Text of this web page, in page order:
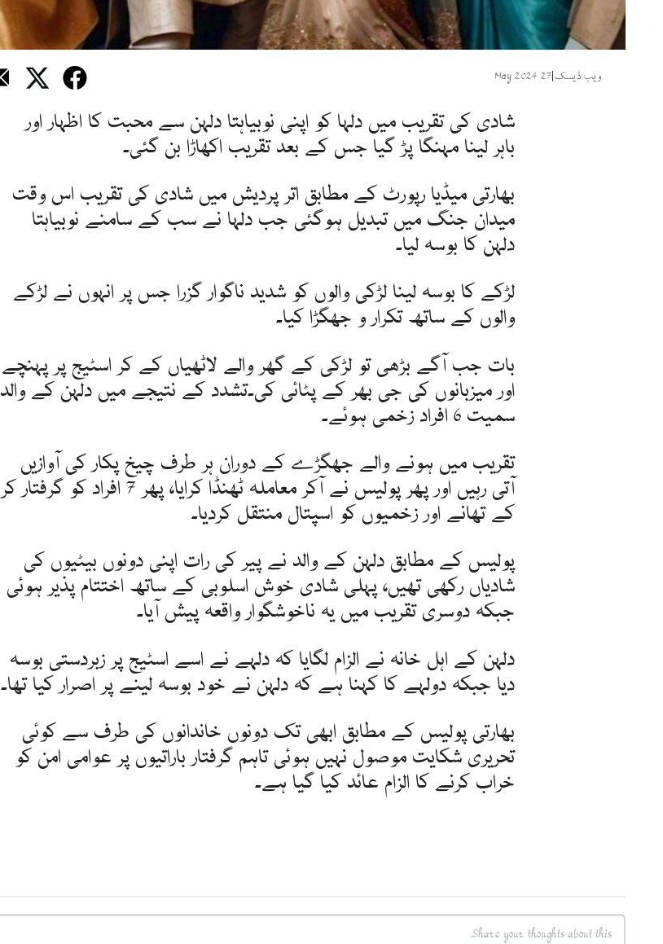
ویب ڈیسک 27 May 2024
شادی کی تقریب میں دلہا کو اپنی نوبیاہتا دلہن سے محبت کا اظہار اور
باہر لینا مہنگا پڑ گیا جس کے بعد تقریب اکھاڑا بن گئی۔
بھارتی میڈیا رپورٹ کے مطابق اتر پردیش میں شادی کی تقریب اس وقت
میدان جنگ میں تبدیل ہوگئی جب دلہا نے سب کے سامنے نوبیاہتا
دلہن کا بوسہ لیا۔
لڑکے کا بوسہ لینا لڑکی والوں کو شدید ناگوار گزرا جس پر انہوں نے لڑکے
والوں کے ساتھ تکرار و جھگڑا کیا۔
بات جب آگے بڑھی تو لڑکی کے گھر والے لاٹھیاں کے کر اسٹیج پر پہنچے
اور میزبانوں کی جی بھر کے پٹائی کی۔تشدد کے نتیجے میں دلہن کے والد
سمیت 6 افراد زخمی ہوئے۔
تقریب میں ہونے والے جھگڑے کے دوران ہر طرف چیخ پکار کی آوازیں
آتی رہیں اور پھر پولیس نے آکر معاملہ ٹھنڈا کرایا، پھر 7 افراد کو گرفتار کر
کے تھانے اور زخمیوں کو اسپتال منتقل کردیا۔
پولیس کے مطابق دلہن کے والد نے پیر کی رات اپنی دونوں بیٹیوں کی
شادیاں رکھی تھیں، پہلی شادی خوش اسلوبی کے ساتھ اختتام پذیر ہوئی
جبکہ دوسری تقریب میں یہ ناخوشگوار واقعہ پیش آیا۔
دلہن کے اہل خانہ نے الزام لگایا کہ دلہے نے اسے اسٹیج پر زبردستی بوسہ
دیا جبکہ دولہے کا کہنا ہے کہ دلہن نے خود بوسہ لینے پر اصرار کیا تھا۔
بھارتی پولیس کے مطابق ابھی تک دونوں خاندانوں کی طرف سے کوئی
تحریری شکایت موصول نہیں ہوئی تاہم گرفتار باراتیوں پر عوامی امن کو
خراب کرنے کا الزام عائد کیا گیا ہے۔